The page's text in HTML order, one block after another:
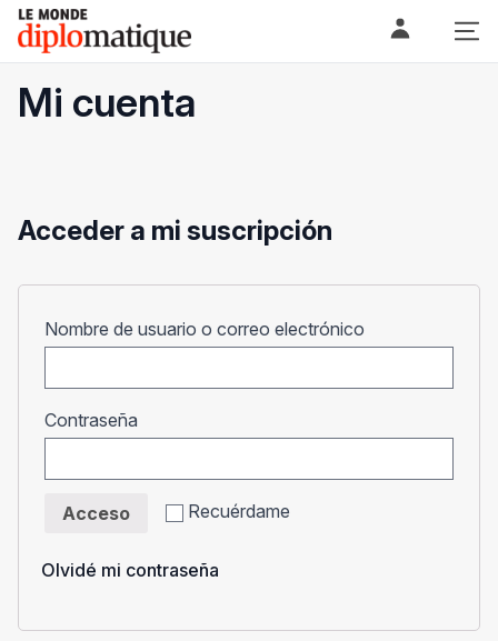
Skip
content
Le monde diplomatique
Mi cuenta
Acceder a mi suscripción
Nombre de usuario o correo electrónico
Contraseña
Recuérdame
Acceso
Olvidé mi contraseña